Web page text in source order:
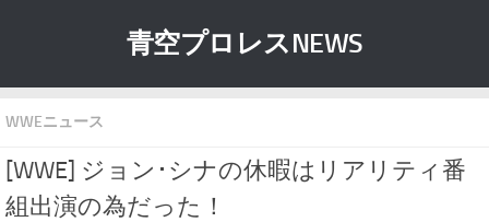
青空プロレスNEWS
WWEニュース
[WWE] ジョン･シナの休暇はリアリティ番
組出演の為だった！